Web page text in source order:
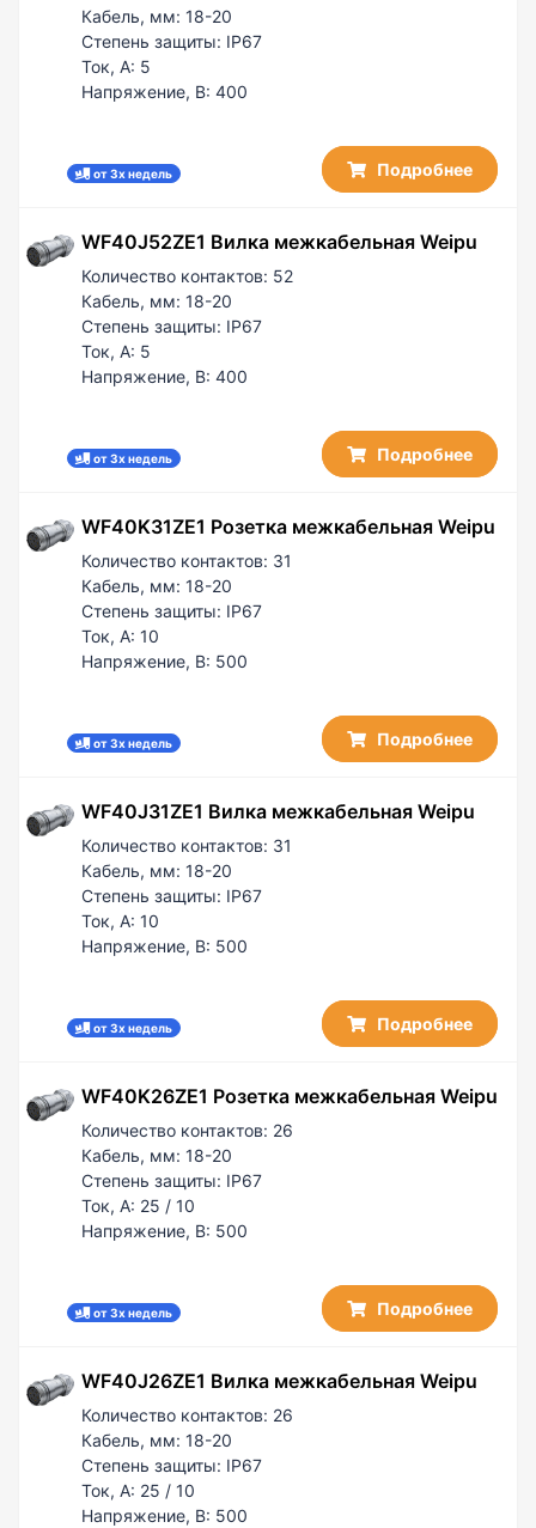
Кабель, мм: 18-20
Степень защиты: IP67
Ток, А: 5
Напряжение, В: 400
от 3х недель Подробнее
WF40J52ZE1 Вилка межкабельная Weipu
Количество контактов: 52
Кабель, мм: 18-20
Степень защиты: IP67
Ток, А: 5
Напряжение, В: 400
от 3х недель Подробнее
WF40K31ZE1 Розетка межкабельная Weipu
Количество контактов: 31
Кабель, мм: 18-20
Степень защиты: IP67
Ток, А: 10
Напряжение, В: 500
от 3х недель Подробнее
WF40J31ZE1 Вилка межкабельная Weipu
Количество контактов: 31
Кабель, мм: 18-20
Степень защиты: IP67
Ток, А: 10
Напряжение, В: 500
от 3х недель Подробнее
WF40K26ZE1 Розетка межкабельная Weipu
Количество контактов: 26
Кабель, мм: 18-20
Степень защиты: IP67
Ток, А: 25 / 10
Напряжение, В: 500
от 3х недель Подробнее
WF40J26ZE1 Вилка межкабельная Weipu
Количество контактов: 26
Кабель, мм: 18-20
Степень защиты: IP67
Ток, А: 25 / 10
Напряжение, В: 500